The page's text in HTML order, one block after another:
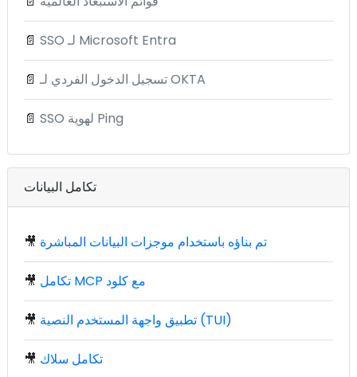
📄 SSO لـ Microsoft Entra
📄 تسجيل الدخول الفردي لـ OKTA
📄 SSO لهوية Ping
تكامل البيانات
🎥 تم بناؤه باستخدام موجزات البيانات المباشرة
🎥 تكامل MCP مع كلود
🎥 تطبيق واجهة المستخدم النصية (TUI)
🎥 تكامل سلاك